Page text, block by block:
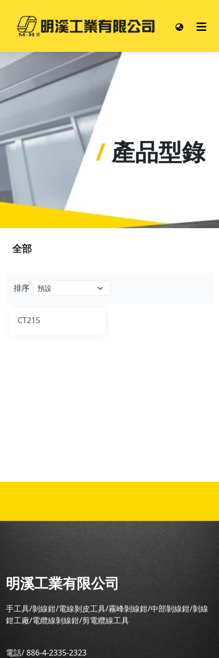
/ 產品型錄
排序
CT215
全部
明溪工業有限公司
手工具/剝線鉗/電線剝皮工具/霧峰剝線鉗/中部剝線鉗/剝線
鉗工廠/電纜線剝線鉗/剪電纜線工具
電話/ 886-4-2335-2323